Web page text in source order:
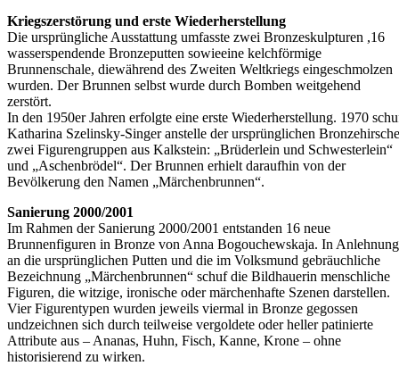
Kriegszerstörung und erste Wiederherstellung
Die ursprüngliche Ausstattung umfasste zwei Bronzeskulpturen ,16
wasserspendende Bronzeputten sowieeine kelchförmige
Brunnenschale, diewährend des Zweiten Weltkriegs eingeschmolzen
wurden. Der Brunnen selbst wurde durch Bomben weitgehend
zerstört.
In den 1950er Jahren erfolgte eine erste Wiederherstellung. 1970
Katharina Szelinsky-Singer anstelle der ursprünglichen Bronzehirsche
zwei Figurengruppen aus Kalkstein: „Brüderlein und Schwesterlein“
und „Aschenbrödel“. Der Brunnen erhielt daraufhin von der
Bevölkerung den Namen „Märchenbrunnen“.
Sanierung 2000/2001
Im Rahmen der Sanierung 2000/2001 entstanden 16 neue
Brunnenfiguren in Bronze von Anna Bogouchewskaja. In Anlehnung
an die ursprünglichen Putten und die im Volksmund gebräuchliche
Bezeichnung „Märchenbrunnen“ schuf die Bildhauerin menschliche
Figuren, die witzige, ironische oder märchenhafte Szenen darstellen.
Vier Figurentypen wurden jeweils viermal in Bronze gegossen
undzeichnen sich durch teilweise vergoldete oder heller patinierte
Attribute aus – Ananas, Huhn, Fisch, Kanne, Krone – ohne
historisierend zu wirken.